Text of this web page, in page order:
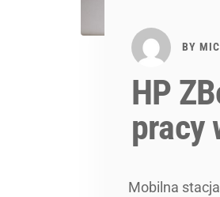
BY
HP
pracy
Mobilna